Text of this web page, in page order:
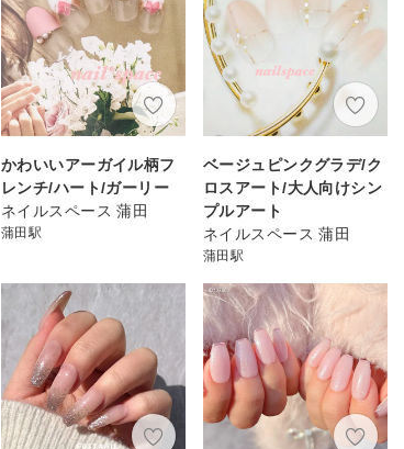
かわいいアーガイル柄フ
レンチ/ハート/ガーリー
ネイルスペース 蒲田
蒲田駅
ベージュピンクグラデ/ク
ロスアート/大人向けシン
プルアート
ネイルスペース 蒲田
蒲田駅